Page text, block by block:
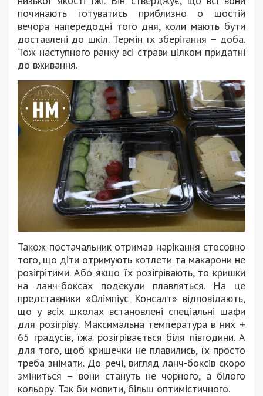
починають готуватись приблизно о шостій
вечора напередодні того дня, коли мають бути
доставлені до шкіл. Термін їх зберігання – доба.
Тож наступного ранку всі страви цілком придатні
до вживання.
Також постачальник отримав нарікання стосовно
того, що діти отримують котлети та макарони не
розігрітими. Або якщо їх розігрівають, то кришки
на ланч-боксах подекуди плавляться. На це
представники «Олімпіус Консалт» відповідають,
що у всіх школах встановлені спеціальні шафи
для розігріву. Максимальна температура в них +
65 градусів, їжа розігрівається біля півгодини. А
для того, щоб кришечки не плавились, їх просто
треба знімати. До речі, вигляд ланч-боксів скоро
зміниться – вони стануть не чорного, а білого
кольору. Так би мовити, більш оптимістичного.